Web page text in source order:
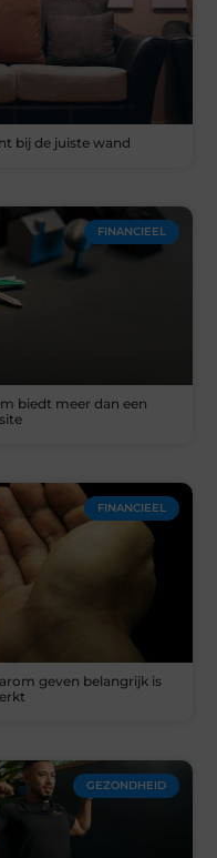
bij de juiste wand
FINANCIEEL
biedt meer dan een
FINANCIEEL
geven belangrijk is
GEZONDHEID